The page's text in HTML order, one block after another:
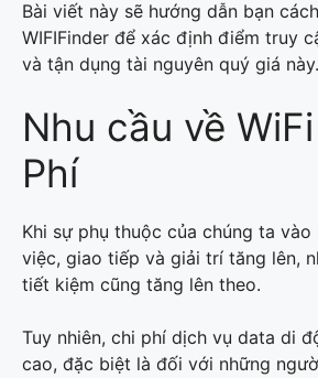
Bài viết này sẽ hướng dẫn bạn
WIFIFinder để xác định điểm truy
và tận dụng tài nguyên quý giá này.
Nhu cầu về
Phí
Khi sự phụ thuộc của chúng ta
việc, giao tiếp và giải trí tăng lên,
tiết kiệm cũng tăng lên theo.
Tuy nhiên, chi phí dịch vụ data di
cao, đặc biệt là đối với những